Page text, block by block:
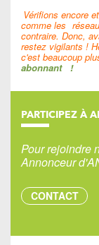
Vérifions encore
comme les
contraire. Donc,
restez vigilants !
c'est beaucoup
abonnant !
PARTICIPEZ À
Pour rejoindre
Annonceur
CONTACT